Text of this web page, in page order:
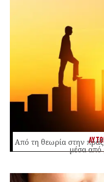
Από τη θεωρία στην
μέσα από